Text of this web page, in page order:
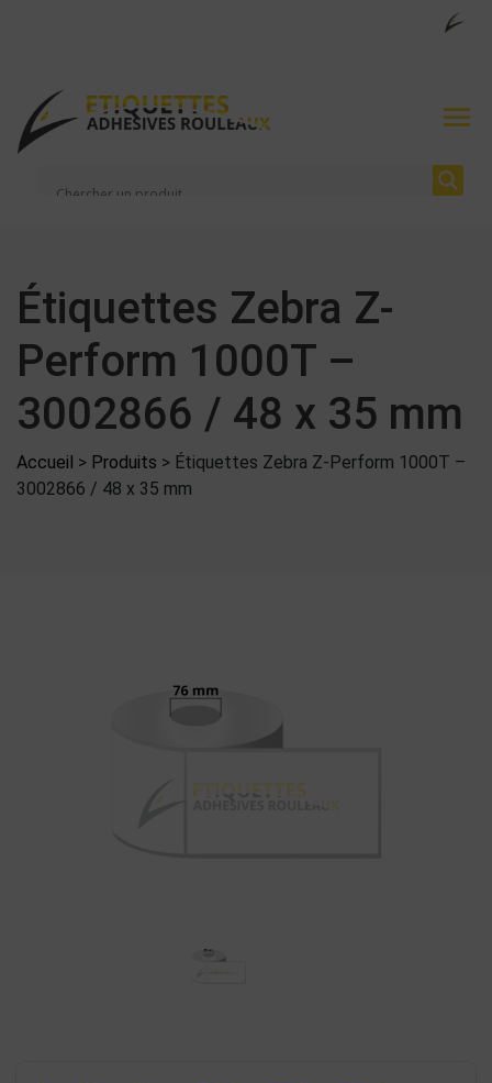
Étiquettes Zebra Z-
Perform 1000T –
3002866 / 48 x 35 mm
Accueil > Produits > Étiquettes Zebra Z-Perform 1000T –
3002866 / 48 x 35 mm